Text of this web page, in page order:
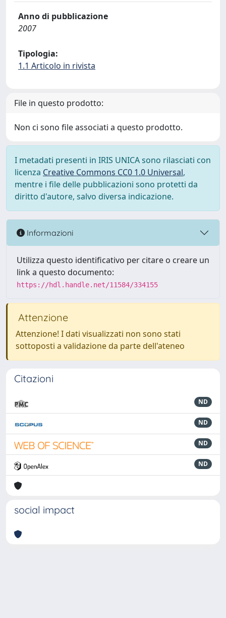
Anno di pubblicazione
2007
Tipologia:
1.1 Articolo in rivista
File in questo prodotto:
Non ci sono file associati a questo prodotto.
I metadati presenti in IRIS UNICA sono rilasciati con
licenza Creative Commons CC0 1.0 Universal,
mentre i file delle pubblicazioni sono protetti da
diritto d'autore, salvo diversa indicazione.
Informazioni
Utilizza questo identificativo per citare o creare un
link a questo documento:
https://hdl.handle.net/11584/334155
Attenzione
Attenzione! I dati visualizzati non sono stati
sottoposti a validazione da parte dell'ateneo
Citazioni
ND
ND
ND
ND
social impact